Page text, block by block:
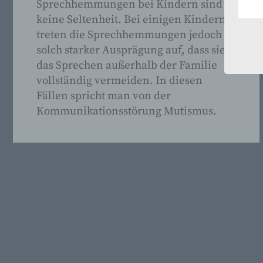
Sprechhemmungen bei Kindern sind
keine Seltenheit. Bei einigen Kindern
treten die Sprechhemmungen jedoch in
solch starker Ausprägung auf, dass sie
das Sprechen außerhalb der Familie
vollständig vermeiden. In diesen
Fällen spricht man von der
Kommunikationsstörung Mutismus.